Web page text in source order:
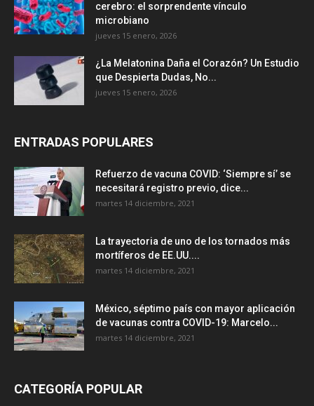
cerebro: el sorprendente vínculo
microbiano
jueves 15 enero, 2026
¿La Melatonina Daña el Corazón? Un Estudio
que Despierta Dudas, No...
jueves 15 enero, 2026
ENTRADAS POPULARES
Refuerzo de vacuna COVID: ‘Siempre sí’ se
necesitará registro previo, dice...
martes 14 diciembre, 2021
La trayectoria de uno de los tornados más
mortíferos de EE.UU....
martes 14 diciembre, 2021
México, séptimo país con mayor aplicación
de vacunas contra COVID-19: Marcelo...
martes 14 diciembre, 2021
CATEGORÍA POPULAR